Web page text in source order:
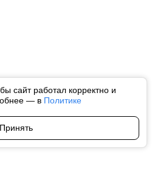
сайт работал корректно и
— в Политике
Принять